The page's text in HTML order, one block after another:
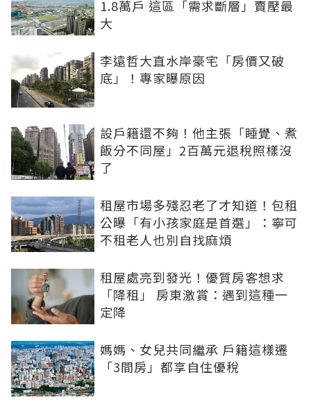
1.8萬戶 這區「需求斷層」賣壓最
大
李遠哲大直水岸豪宅「房價又破
底」！專家曝原因
設戶籍還不夠！他主張「睡覺、煮
飯分不同屋」2百萬元退稅照樣沒
了
租屋市場多殘忍老了才知道！包租
公曝「有小孩家庭是首選」：寧可
不租老人也別自找麻煩
租屋處亮到發光！優質房客想求
「降租」 房東激賞：遇到這種一
定降
媽媽、女兒共同繼承 戶籍這樣遷
「3間房」都享自住優稅